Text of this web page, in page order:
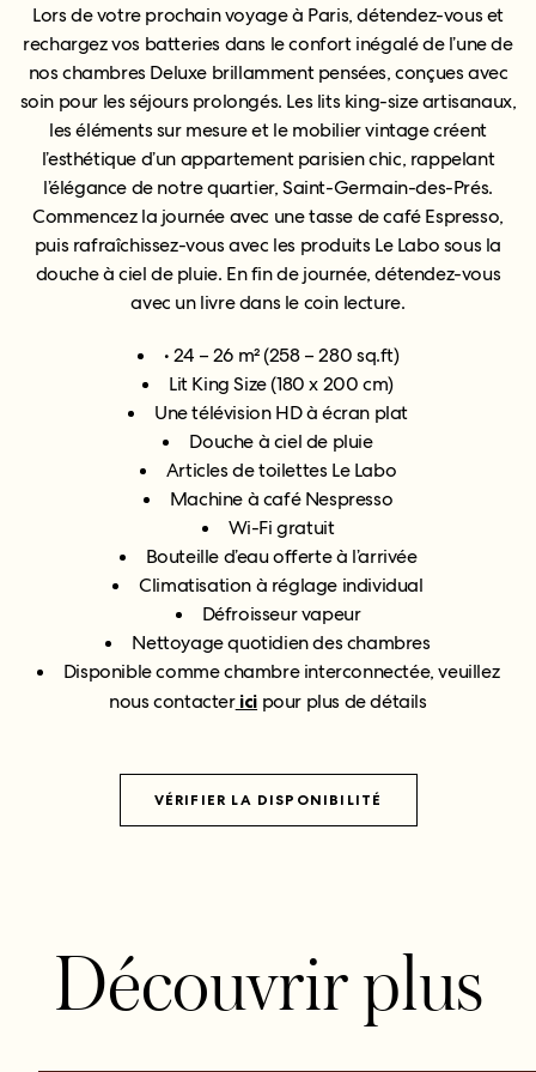
Lors de votre prochain voyage à Paris, détendez-vous et
rechargez vos batteries dans le confort inégalé de l’une de
nos chambres Deluxe brillamment pensées, conçues avec
soin pour les séjours prolongés. Les lits king-size artisanaux,
les éléments sur mesure et le mobilier vintage créent
l’esthétique d’un appartement parisien chic, rappelant
l’élégance de notre quartier, Saint-Germain-des-Prés.
Commencez la journée avec une tasse de café Espresso,
puis rafraîchissez-vous avec les produits Le Labo sous la
douche à ciel de pluie. En fin de journée, détendez-vous
avec un livre dans le coin lecture.
• 24 – 26 m² (258 – 280 sq.ft)
Lit King Size (180 x 200 cm)
Une télévision HD à écran plat
Douche à ciel de pluie
Articles de toilettes Le Labo
Machine à café Nespresso
Wi-Fi gratuit
Bouteille d’eau offerte à l’arrivée
Climatisation à réglage individual
Défroisseur vapeur
Nettoyage quotidien des chambres
Disponible comme chambre interconnectée, veuillez
nous contacterici pour plus de détails
VÉRIFIER LA DISPONIBILITÉ
Découvrir plus